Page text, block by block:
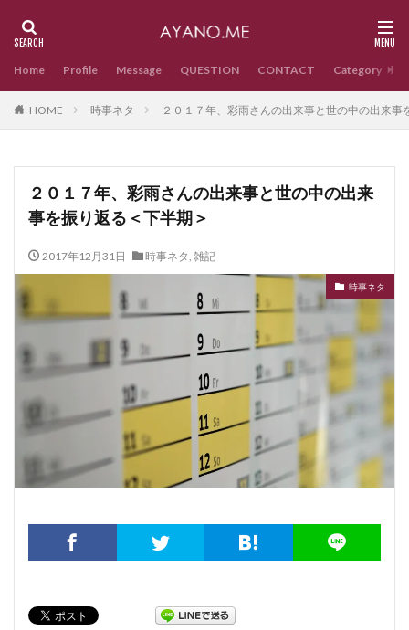
Home Profile Message QUESTION CONTACT Category
HOME 時事ネタ ２０１７年、彩雨さんの出来事と世の中の出来事
２０１７年、彩雨さんの出来事と世の中の出来
事を振り返る＜下半期＞
2017年12月31日 時事ネタ, 雑記
時事ネタ